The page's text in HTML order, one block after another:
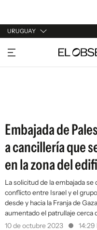
URUGUAY
URUGUAY
ARGENTINA
Embajada de
a cancillería que
en la zona del
La solicitud de la embajada
conflicto entre Israel y el
desde y hacia la Franja de
aumentado el patrullaje cerca
10 de octubre 2023
14:29